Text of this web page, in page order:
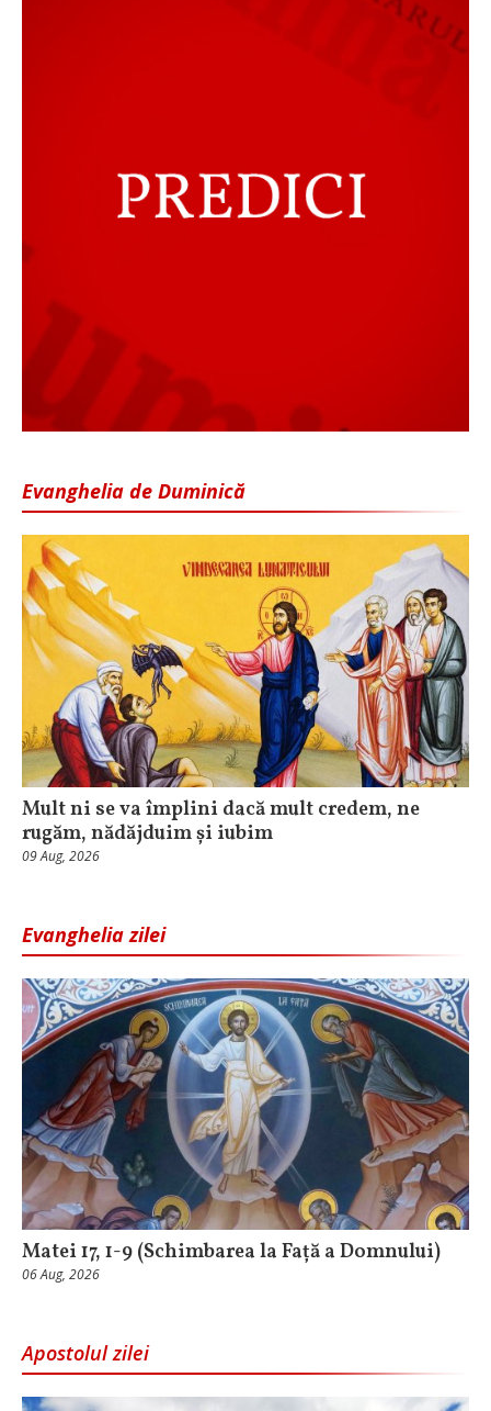
Evanghelia de Duminică
Mult ni se va împlini dacă mult credem, ne
rugăm, nădăjduim și iubim
09 Aug, 2026
Evanghelia zilei
Matei 17, 1-9 (Schimbarea la Față a Domnului)
06 Aug, 2026
Apostolul zilei